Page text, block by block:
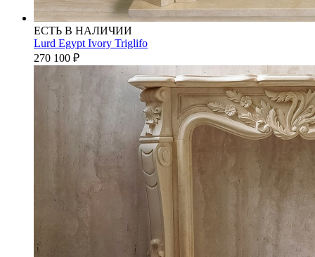
ЕСТЬ В НАЛИЧИИ
Lurd Egypt Ivory Triglifo
270 100 ₽